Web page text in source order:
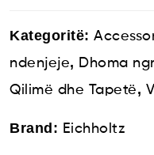
Kategoritë:
ndenjeje, Dhoma
Qilimë dhe Tapetë,
Brand: Eichholtz